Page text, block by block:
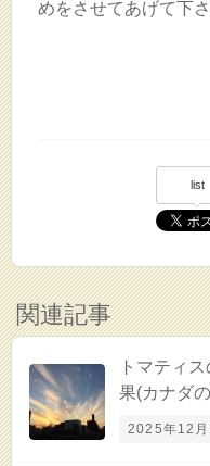
めをさせてあげて下さ
list
関連記事
トマティ
果(カナダ
2025年12月